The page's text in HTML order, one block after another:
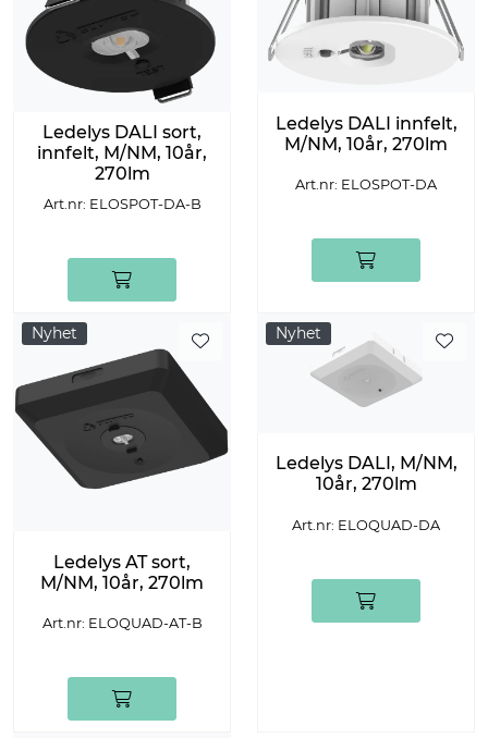
Ledelys DALI sort,
innfelt, M/NM, 10år,
270lm
Art.nr: ELOSPOT-DA-B
Ledelys DALI innfelt,
M/NM, 10år, 270lm
Art.nr: ELOSPOT-DA
Nyhet
Ledelys AT sort,
M/NM, 10år, 270lm
Art.nr: ELOQUAD-AT-B
Nyhet
Ledelys DALI, M/NM,
10år, 270lm
Art.nr: ELOQUAD-DA